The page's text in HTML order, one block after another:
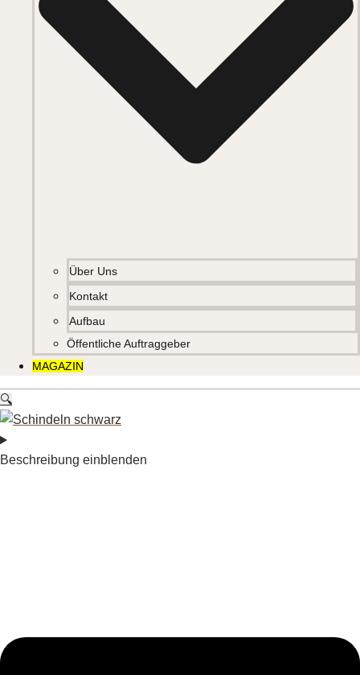
Über Uns
Kontakt
Aufbau
Öffentliche Auftraggeber
MAGAZIN
🔍
Beschreibung einblenden